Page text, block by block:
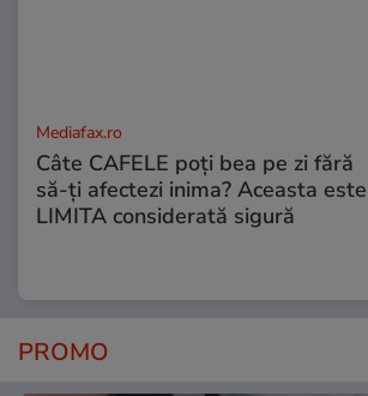
Mediafax.ro
Câte CAFELE poți bea pe zi fără
să-ți afectezi inima? Aceasta este
LIMITA considerată sigură
PROMO